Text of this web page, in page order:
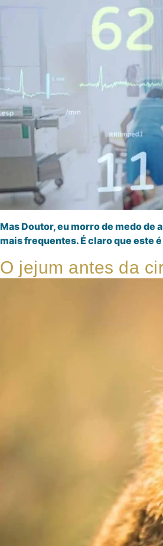
Mas Doutor, eu morro de medo de
mais frequentes. É claro que este
O jejum antes da